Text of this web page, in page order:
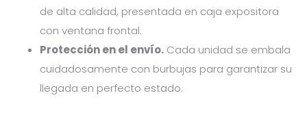
de alta calidad, presentada en caja expositora
con ventana frontal.
Protección en el envío. Cada unidad se embala
cuidadosamente con burbujas para garantizar su
llegada en perfecto estado.